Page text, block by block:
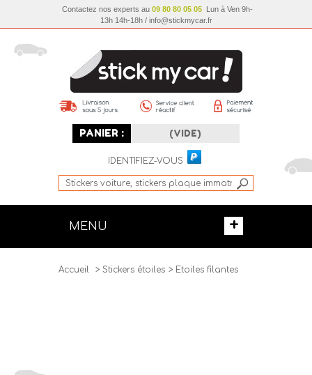
Contactez nos experts au 09 80 80 05 05Lun à Ven 9h-
13h 14h-18h / info@stickmycar.fr
PANIER : (VIDE)
IDENTIFIEZ-VOUS
+
MENU
Accueil > Stickers étoiles > Etoiles filantes